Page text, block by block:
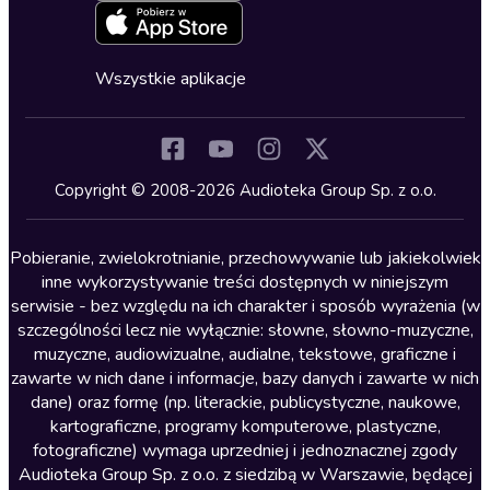
Kryminały
Lektury szkolne
Literatura anglojęzyczna
Literatura faktu
Literatura obyczajowa
Literatura piękna obca
Literatura piękna polska
Nagrania relaksacyjne
Nauka języków
Zapowiedzi
Cykle audiobooków
Wszystkie aplikacje
Copyright © 2008-2026 Audioteka Group Sp. z o.o.
Pobieranie, zwielokrotnianie, przechowywanie lub jakiekolwiek
inne wykorzystywanie treści dostępnych w niniejszym
serwisie - bez względu na ich charakter i sposób wyrażenia (w
szczególności lecz nie wyłącznie: słowne, słowno-muzyczne,
muzyczne, audiowizualne, audialne, tekstowe, graficzne i
zawarte w nich dane i informacje, bazy danych i zawarte w nich
dane) oraz formę (np. literackie, publicystyczne, naukowe,
kartograficzne, programy komputerowe, plastyczne,
fotograficzne) wymaga uprzedniej i jednoznacznej zgody
Audioteka Group Sp. z o.o. z siedzibą w Warszawie, będącej